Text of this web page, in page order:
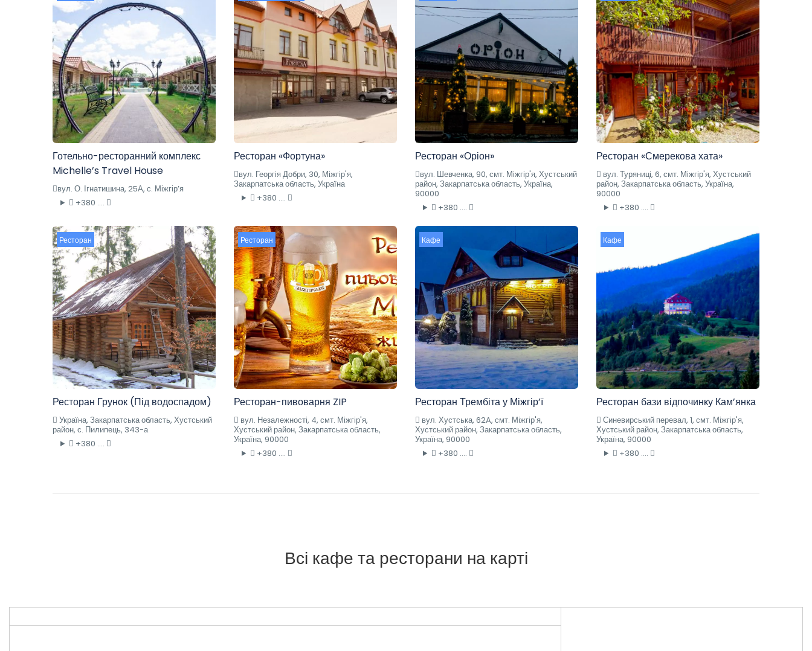
Готельно-ресторанний комплекс
Michelle’s Travel House
вул. О. Ігнатишина, 25А, с. Міжгір’я
+380 ....
Ресторан «Фортуна»
вул. Георгія Добри, 30, Міжгір'я,
Закарпатська область, Україна
+380 ....
Ресторан «Оріон»
вул. Шевченка, 90, смт. Міжгір'я, Хустський
район, Закарпатська область, Україна,
90000
+380 ....
Ресторан «Смерекова хата»
вул. Туряниці, 6, смт. Міжгір'я, Хустський
район, Закарпатська область, Україна,
90000
+380 ....
Ресторан
Ресторан Грунок (Під водоспадом)
Україна, Закарпатська область, Хустський
район, с. Пилипець, 343-а
+380 ....
Ресторан
Ресторан-пивоварня ZIP
вул. Незалежності, 4, смт. Міжгір'я,
Хустський район, Закарпатська область,
Україна, 90000
+380 ....
Кафе
Ресторан Трембіта у Міжгір’ї
вул. Хустська, 62A, смт. Міжгір'я,
Хустський район, Закарпатська область,
Україна, 90000
+380 ....
Кафе
Ресторан бази відпочинку Кам’янка
Синевирський перевал, 1, смт. Міжгір'я,
Хустський район, Закарпатська область,
Україна, 90000
+380 ....
Всі кафе та ресторани на карті